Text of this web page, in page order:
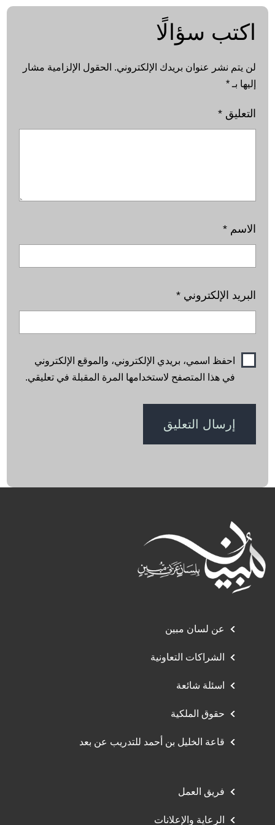
اكتب سؤالًا
لن يتم نشر عنوان بريدك الإلكتروني. الحقول الإلزامية مشار
إليها بـ*
التعليق*
الاسم*
البريد الإلكتروني*
احفظ اسمي، بريدي الإلكتروني، والموقع الإلكتروني
في هذا المتصفح لاستخدامها المرة المقبلة في تعليقي.
عن لسان مبين
الشراكات التعاونية
اسئلة شائعة
حقوق الملكية
قاعة الخليل بن أحمد للتدريب عن بعد
فريق العمل
الرعاية والإعلانات